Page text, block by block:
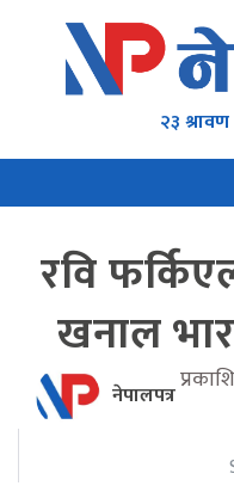
२३
रवि
खनाल
नेपालपत्र